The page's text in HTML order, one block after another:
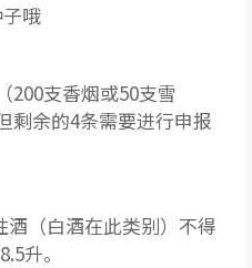
哦
200支香烟或50支雪
剩余的4条需要进行申报
酒（白酒在此类别）不得
升。